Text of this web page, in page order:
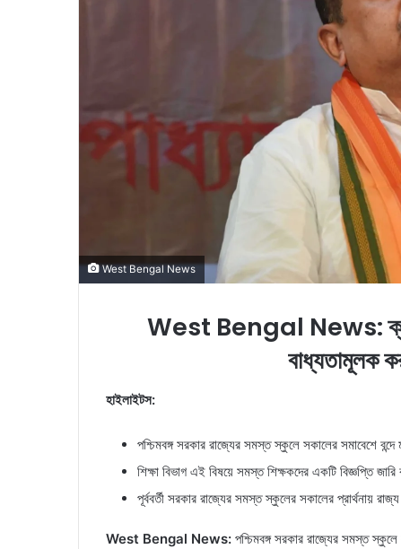
West Bengal News
West Bengal News: ক্লাস
বাধ্যতামূলক
হাইলাইটস:
পশ্চিমবঙ্গ সরকার রাজ্যের সমস্ত স্কুলে সকালের সমাবেশে
শিক্ষা বিভাগ এই বিষয়ে সমস্ত শিক্ষকদের একটি বিজ্ঞপ্তি জারি
পূর্ববর্তী সরকার রাজ্যের সমস্ত স্কুলের সকালের প্রার্থনায়
West Bengal News: পশ্চিমবঙ্গ সরকার রাজ্যের সমস্ত স্কুলে